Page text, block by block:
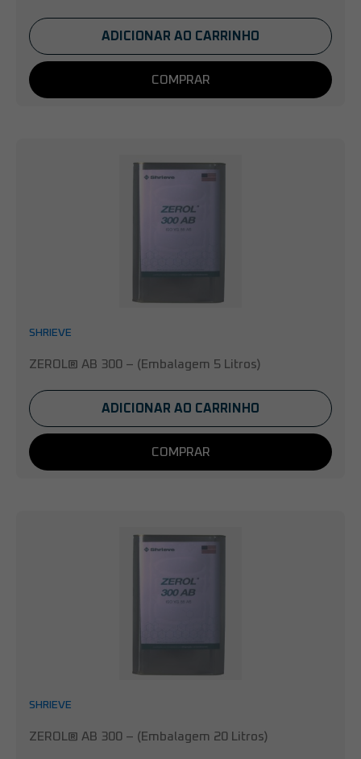
ADICIONAR AO CARRINHO
COMPRAR
SHRIEVE
ZEROL® AB 300 – (Embalagem 5 Litros)
ADICIONAR AO CARRINHO
COMPRAR
SHRIEVE
ZEROL® AB 300 – (Embalagem 20 Litros)